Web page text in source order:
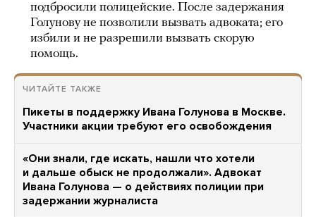
подбросили полицейские. После задержания
Голунову не позволили вызвать адвоката; его
избили и не разрешили вызвать скорую
помощь.
ЧИТАЙТЕ ТАКЖЕ
Пикеты в поддержку Ивана Голунова в Москве.
Участники акции требуют его освобождения
«Они знали, где искать, нашли что хотели
и дальше обыск не продолжали». Адвокат
Ивана Голунова — о действиях полиции при
задержании журналиста